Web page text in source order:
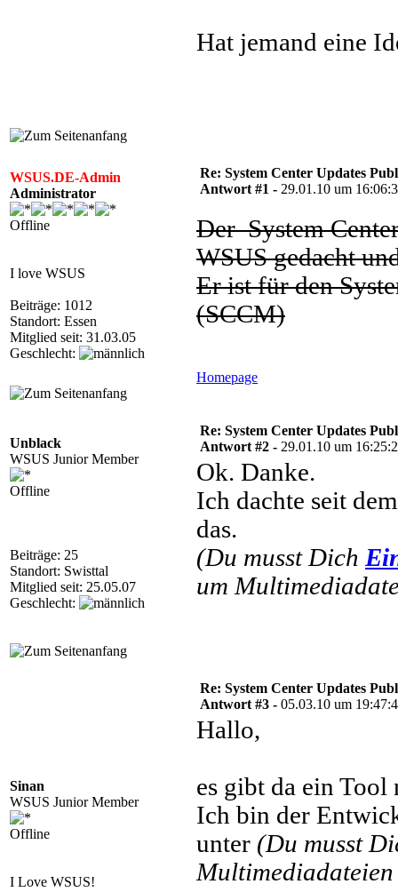
Hat jemand eine
WSUS.DE-Admin
Administrator
Offline
I love WSUS
Beiträge: 1012
Standort: Essen
Mitglied seit: 31.03.05
Geschlecht:
Re: System Center Updates
Antwort #1 - 29.01.10 um
Der System
WSUS gedacht
Er ist für den
(SCCM)
Homepage
Unblack
WSUS Junior Member
Offline
Beiträge: 25
Standort: Swisttal
Mitglied seit: 25.05.07
Geschlecht:
Re: System Center Updates
Antwort #2 - 29.01.10 um
Ok. Danke.
Ich dachte seit
das.
(Du musst Dich
um
Sinan
WSUS Junior Member
Offline
I Love WSUS!
Re: System Center Updates
Antwort #3 - 05.03.10 um
Hallo,
es gibt da ein Tool
Ich bin der
unter (Du musst